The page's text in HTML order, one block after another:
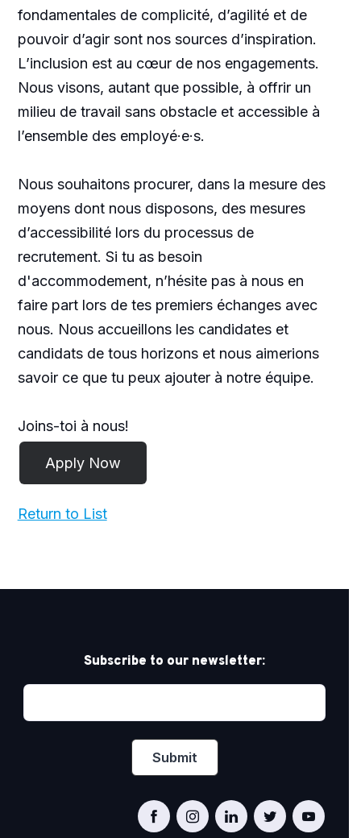
fondamentales de complicité, d’agilité et de
pouvoir d’agir sont nos sources d’inspiration.
L’inclusion est au cœur de nos engagements.
Nous visons, autant que possible, à offrir un
milieu de travail sans obstacle et accessible à
l’ensemble des employé·e·s.
Nous souhaitons procurer, dans la mesure des
moyens dont nous disposons, des mesures
d’accessibilité lors du processus de
recrutement. Si tu as besoin
d'accommodement, n’hésite pas à nous en
faire part lors de tes premiers échanges avec
nous. Nous accueillons les candidates et
candidats de tous horizons et nous aimerions
savoir ce que tu peux ajouter à notre équipe.
Joins-toi à nous!
Return to List
Subscribe to our newsletter: